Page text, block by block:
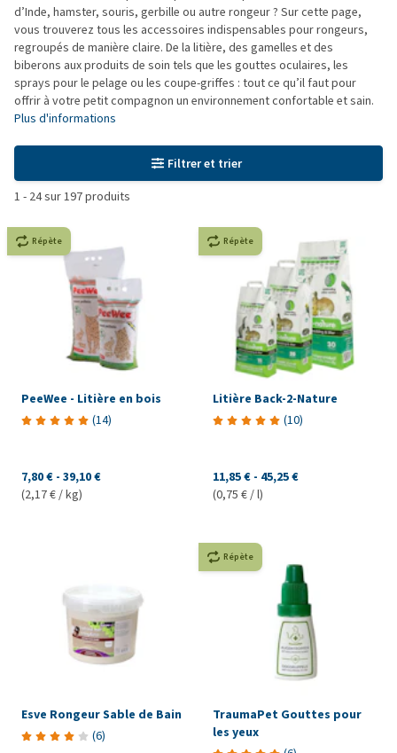
d’Inde, hamster, souris, gerbille ou autre rongeur ? Sur cette page,
vous trouverez tous les accessoires indispensables pour rongeurs,
regroupés de manière claire. De la litière, des gamelles et des
biberons aux produits de soin tels que les gouttes oculaires, les
sprays pour le pelage ou les coupe-griffes : tout ce qu’il faut pour
offrir à votre petit compagnon un environnement confortable et sain.
Plus d'informations
Filtrer et trier
1 - 24sur197produits
Répète
PeeWee - Litière en bois
(14)
7,80 € - 39,10 €
(2,17 € / kg)
Répète
Litière Back-2-Nature
(10)
11,85 € - 45,25 €
(0,75 € / l)
Esve Rongeur Sable de Bain
(6)
Répète
TraumaPet Gouttes pour
les yeux